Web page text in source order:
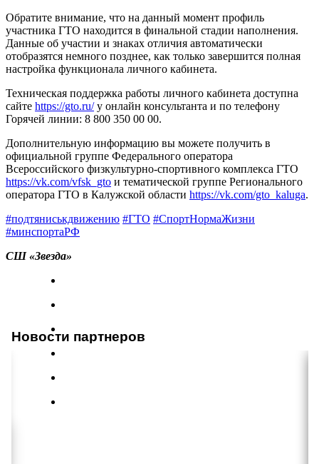
Обратите внимание, что на данный момент профиль
участника ГТО находится в финальной стадии наполнения.
Данные об участии и знаках отличия автоматически
отобразятся немного позднее, как только завершится полная
настройка функционала личного кабинета.
Техническая поддержка работы личного кабинета доступна
сайте https://gto.ru/у онлайн консультанта и по телефону
Горячей линии: 8 800 350 00 00.
Дополнительную информацию вы можете получить в
официальной группе Федерального оператора
Всероссийского физкультурно-спортивного комплекса ГТО
https://vk.com/vfsk_gto и тематической группе Регионального
оператора ГТО в Калужской области https://vk.com/gto_kaluga.
#подтяниськдвижению #ГТО #СпортНормаЖизни
#минспортаРФ
СШ «Звезда»
Новости партнеров